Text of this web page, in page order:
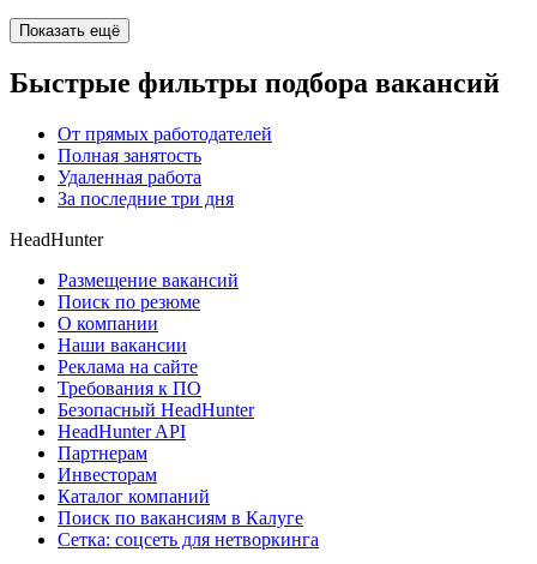
Показать ещё
Быстрые фильтры подбора вакансий
От прямых работодателей
Полная занятость
Удаленная работа
За последние три дня
HeadHunter
Размещение вакансий
Поиск по резюме
О компании
Наши вакансии
Реклама на сайте
Требования к ПО
Безопасный HeadHunter
HeadHunter API
Партнерам
Инвесторам
Каталог компаний
Поиск по вакансиям в Калуге
Сетка: соцсеть для нетворкинга